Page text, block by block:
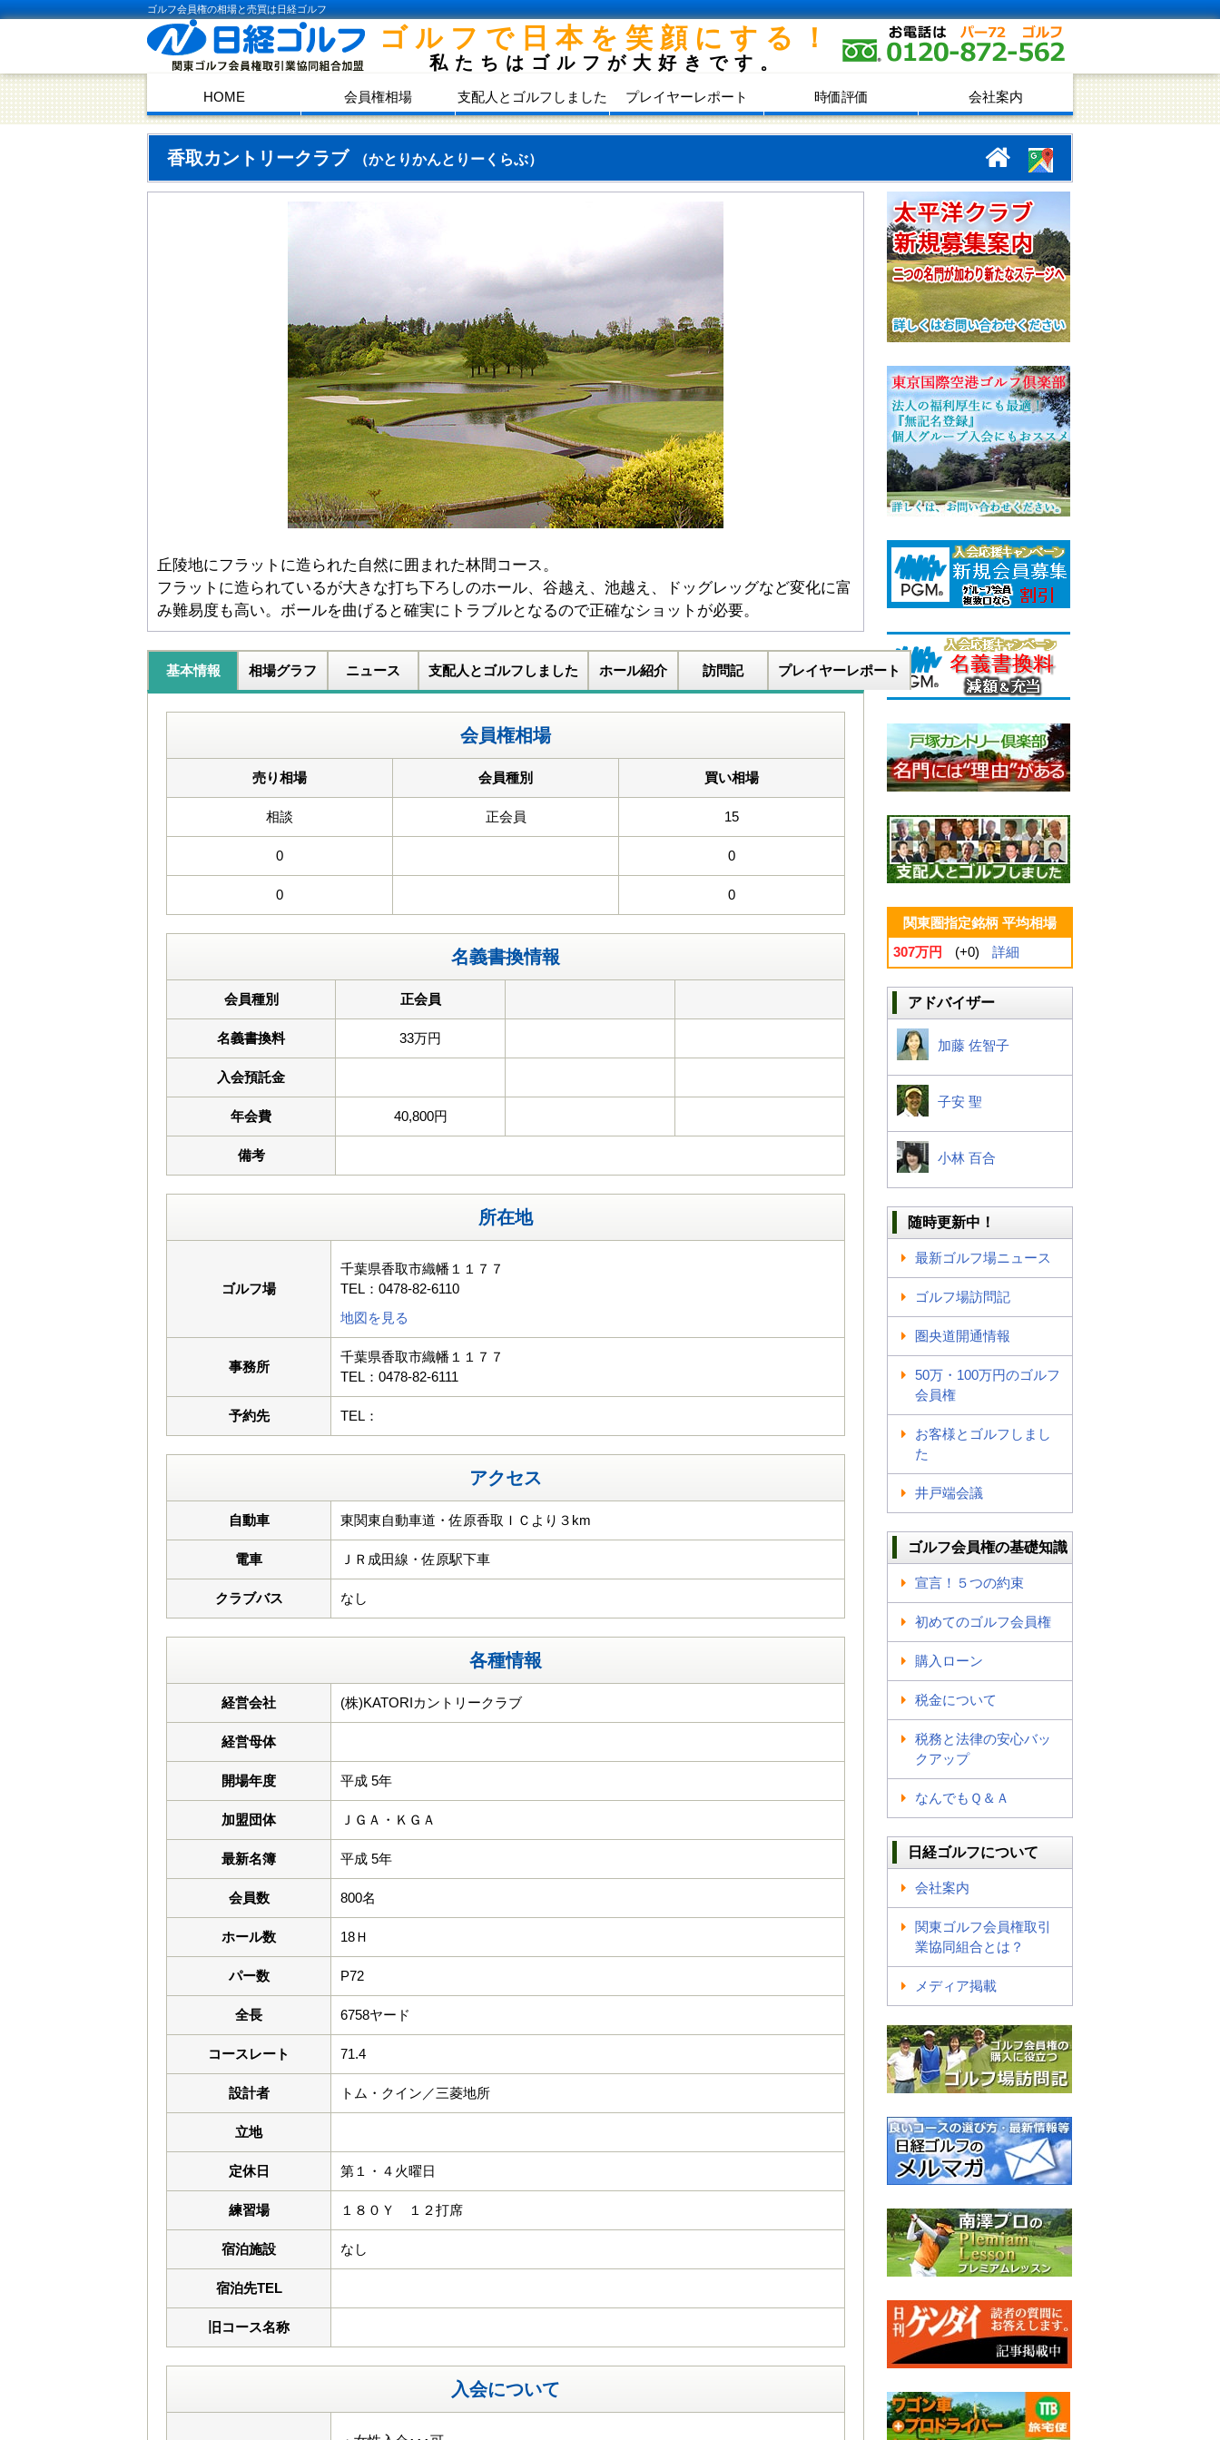
ゴルフ会員権の相場と売買は日経ゴルフ
ゴルフで日本を笑顔にする！
私たちはゴルフが大好きです。
HOME 会員権相場 支配人とゴルフしました プレイヤーレポート 時価評価 会社案内
香取カントリークラブ （かとりかんとりーくらぶ）
丘陵地にフラットに造られた自然に囲まれた林間コース。
フラットに造られているが大きな打ち下ろしのホール、谷越え、池越え、ドッグレッグなど変化に富
み難易度も高い。ボールを曲げると確実にトラブルとなるので正確なショットが必要。
基本情報 相場グラフ ニュース 支配人とゴルフしました ホール紹介 訪問記 プレイヤーレポート
会員権相場
売り相場 会員種別 買い相場
相談 正会員 15
0 0
0 0
名義書換情報
会員種別 正会員
名義書換料 33万円
入会預託金
年会費 40,800円
備考
所在地
ゴルフ場
千葉県香取市織幡１１７７
TEL：0478-82-6110
地図を見る
事務所
千葉県香取市織幡１１７７
TEL：0478-82-6111
予約先 TEL：
アクセス
自動車 東関東自動車道・佐原香取ＩＣより３km
電車 ＪＲ成田線・佐原駅下車
クラブバス なし
各種情報
経営会社 (株)KATORIカントリークラブ
経営母体
開場年度 平成 5年
加盟団体 ＪＧＡ・ＫＧＡ
最新名簿 平成 5年
会員数 800名
ホール数 18Ｈ
パー数 P72
全長 6758ヤード
コースレート 71.4
設計者 トム・クイン／三菱地所
立地
定休日 第１・４火曜日
練習場 １８０Ｙ １２打席
宿泊施設 なし
宿泊先TEL
旧コース名称
入会について
関東圏指定銘柄 平均相場
307万円
(+0) 詳細
アドバイザー
加藤 佐智子
子安 聖
小林 百合
随時更新中！
最新ゴルフ場ニュース
ゴルフ場訪問記
圏央道開通情報
50万・100万円のゴルフ
会員権
お客様とゴルフしまし
た
井戸端会議
ゴルフ会員権の基礎知識
宣言！５つの約束
初めてのゴルフ会員権
購入ローン
税金について
税務と法律の安心バッ
クアップ
なんでもＱ＆Ａ
日経ゴルフについて
会社案内
関東ゴルフ会員権取引
業協同組合とは？
メディア掲載